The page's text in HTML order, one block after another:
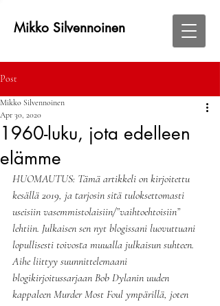
Mikko Silvennoinen
Post
1960-luku, jota edelleen
elämme
Mikko Silvennoinen
Apr 30, 2020
HUOMAUTUS: Tämä artikkeli on kirjoitettu
kesällä 2019, ja tarjosin sitä tuloksettomasti
useisiin vasemmistolaisiin/”vaihtoehtoisiin”
lehtiin. Julkaisen sen nyt blogissani luovuttuani
lopullisesti toivosta muualla julkaisun suhteen.
Aihe liittyy suunnittelemaani
blogikirjoitussarjaan Bob Dylanin uuden
kappaleen Murder Most Foul ympärillä, joten